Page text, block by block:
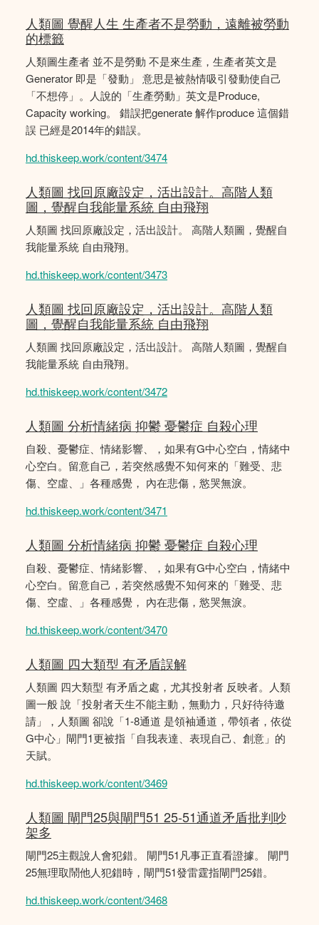
人類圖 覺醒人生 生產者不是勞動，遠離被勞動
的標籤
人類圖生產者 並不是勞動 不是來生產，生產者英文是
Generator 即是「發動」 意思是被熱情吸引發動使自己
「不想停」。人說的「生產勞動」英文是Produce,
Capacity working。 錯誤把generate 解作produce 這個錯
誤 已經是2014年的錯誤。
hd.thiskeep.work/content/3474
人類圖 找回原廠設定，活出設計。高階人類
圖，覺醒自我能量系統 自由飛翔
人類圖 找回原廠設定，活出設計。 高階人類圖，覺醒自
我能量系統 自由飛翔。
hd.thiskeep.work/content/3473
人類圖 找回原廠設定，活出設計。高階人類
圖，覺醒自我能量系統 自由飛翔
人類圖 找回原廠設定，活出設計。 高階人類圖，覺醒自
我能量系統 自由飛翔。
hd.thiskeep.work/content/3472
人類圖 分析情緒病 抑鬱 憂鬱症 自殺心理
自殺、憂鬱症、情緒影響、，如果有G中心空白，情緒中
心空白。留意自己，若突然感覺不知何來的「難受、悲
傷、空虛、」各種感覺， 內在悲傷，慾哭無淚。
hd.thiskeep.work/content/3471
人類圖 分析情緒病 抑鬱 憂鬱症 自殺心理
自殺、憂鬱症、情緒影響、，如果有G中心空白，情緒中
心空白。留意自己，若突然感覺不知何來的「難受、悲
傷、空虛、」各種感覺， 內在悲傷，慾哭無淚。
hd.thiskeep.work/content/3470
人類圖 四大類型 有矛盾誤解
人類圖 四大類型 有矛盾之處，尤其投射者 反映者。人類
圖一般 說「投射者天生不能主動，無動力，只好待待邀
請」，人類圖 卻說「1-8通道 是領袖通道，帶領者，依從
G中心」閘門1更被指「自我表達、表現自己、創意」的
天賦。
hd.thiskeep.work/content/3469
人類圖 閘門25與閘門51 25-51通道矛盾批判吵
架多
閘門25主觀說人會犯錯。 閘門51凡事正直看證據。 閘門
25無理取鬧他人犯錯時，閘門51發雷霆指閘門25錯。
hd.thiskeep.work/content/3468